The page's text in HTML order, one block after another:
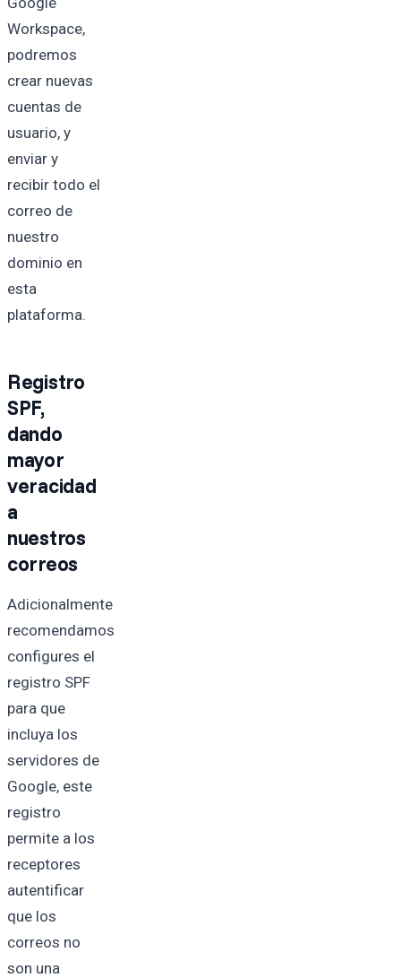
Workspace,
podremos
crear nuevas
cuentas de
usuario, y
enviar y
recibir todo el
correo de
nuestro
dominio en
esta
plataforma.
Registro
SPF,
dando
mayor
veracidad
a
nuestros
correos
Adicionalmente
recomendamos
configures el
registro SPF
para que
incluya los
servidores de
Google, este
registro
permite a los
receptores
autentificar
que los
correos no
son una